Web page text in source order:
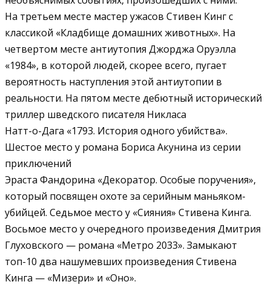
На третьем месте мастер ужасов Стивен Кинг с
классикой «Кладбище домашних животных». На
четвертом месте антиутопия Джорджа Оруэлла
«1984», в которой людей, скорее всего, пугает
вероятность наступления этой антиутопии в
реальности. На пятом месте дебютный исторический
триллер шведского писателя Никласа
Натт-о-Дага «1793. История одного убийства».
Шестое место у романа Бориса Акунина из серии
приключений
Эраста Фандорина «Декоратор. Особые поручения»,
который посвящен охоте за серийным маньяком-
убийцей. Седьмое место у «Сияния» Стивена Кинга.
Восьмое место у очередного произведения Дмитрия
Глуховского — романа «Метро 2033». Замыкают
топ-10 два нашумевших произведения Стивена
Кинга — «Мизери» и «Оно».